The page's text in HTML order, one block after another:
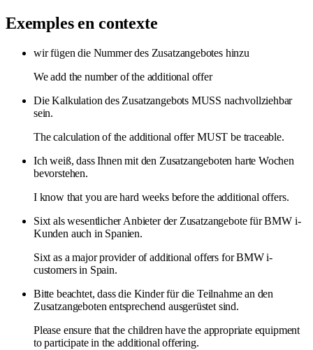
Exemples en contexte
wir fügen die Nummer des Zusatzangebotes hinzu
We add the number of the additional offer
Die Kalkulation des Zusatzangebots MUSS nachvollziehbar
sein.
The calculation of the additional offer MUST be traceable.
Ich weiß, dass Ihnen mit den Zusatzangeboten harte Wochen
bevorstehen.
I know that you are hard weeks before the additional offers.
Sixt als wesentlicher Anbieter der Zusatzangebote für BMW i-
Kunden auch in Spanien.
Sixt as a major provider of additional offers for BMW i-
customers in Spain.
Bitte beachtet, dass die Kinder für die Teilnahme an den
Zusatzangeboten entsprechend ausgerüstet sind.
Please ensure that the children have the appropriate equipment
to participate in the additional offering.